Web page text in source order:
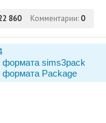
860 Комментарии: 0
формата sims3pack
формата Package